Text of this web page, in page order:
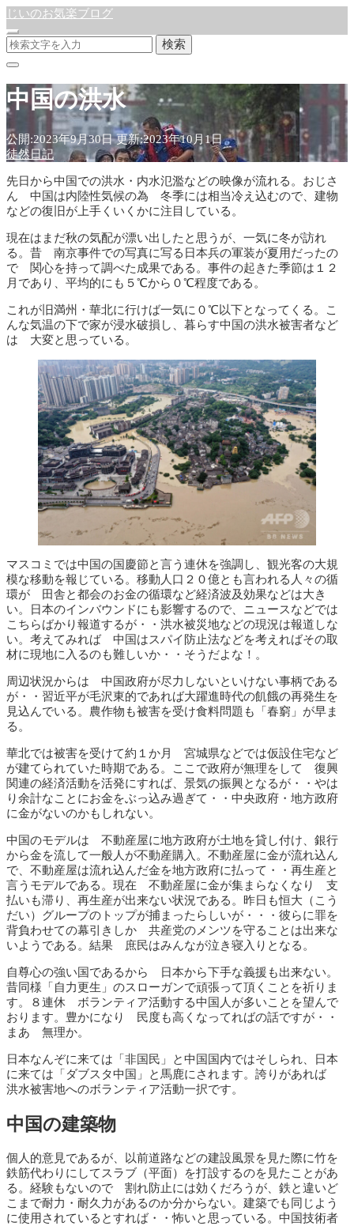
じいのお気楽ブログ
検索
中国の洪水
公開:2023年9月30日 更新:2023年10月1日
徒然日記
先日から中国での洪水・内水氾濫などの映像が流れる。おじさ
ん 中国は内陸性気候の為 冬季には相当冷え込むので、建物
などの復旧が上手くいくかに注目している。
現在はまだ秋の気配が漂い出したと思うが、一気に冬が訪れ
る。昔 南京事件での写真に写る日本兵の軍装が夏用だったの
で 関心を持って調べた成果である。事件の起きた季節は１２
月であり、平均的にも５℃から０℃程度である。
これが旧満州・華北に行けば一気に０℃以下となってくる。こ
んな気温の下で家が浸水破損し、暮らす中国の洪水被害者など
は 大変と思っている。
マスコミでは中国の国慶節と言う連休を強調し、観光客の大規
模な移動を報じている。移動人口２０億とも言われる人々の循
環が 田舎と都会のお金の循環など経済波及効果などは大き
い。日本のインバウンドにも影響するので、ニュースなどでは
こちらばかり報道するが・・洪水被災地などの現況は報道しな
い。考えてみれば 中国はスパイ防止法などを考えればその取
材に現地に入るのも難しいか・・そうだよな！。
周辺状況からは 中国政府が尽力しないといけない事柄である
が・・習近平が毛沢東的であれば大躍進時代の飢餓の再発生を
見込んでいる。農作物も被害を受け食料問題も「春窮」が早ま
る。
華北では被害を受けて約１か月 宮城県などでは仮設住宅など
が建てられていた時期である。ここで政府が無理をして 復興
関連の経済活動を活発にすれば、景気の振興となるが・・やは
り余計なことにお金をぶっ込み過ぎて・・中央政府・地方政府
に金がないのかもしれない。
中国のモデルは 不動産屋に地方政府が土地を貸し付け、銀行
から金を流して一般人が不動産購入。不動産屋に金が流れ込ん
で、不動産屋は流れ込んだ金を地方政府に払って・・再生産と
言うモデルである。現在 不動産屋に金が集まらなくなり 支
払いも滞り、再生産が出来ない状況である。昨日も恒大（こう
だい）グループのトップが捕まったらしいが・・・彼らに罪を
背負わせての幕引きしか 共産党のメンツを守ることは出来な
いようである。結果 庶民はみんなが泣き寝入りとなる。
自尊心の強い国であるから 日本から下手な義援も出来ない。
昔同様「自力更生」のスローガンで頑張って頂くことを祈りま
す。８連休 ボランティア活動する中国人が多いことを望んで
おります。豊かになり 民度も高くなってればの話ですが・・
まあ 無理か。
日本なんぞに来ては「非国民」と中国国内ではそしられ、日本
に来ては「ダブスタ中国」と馬鹿にされます。誇りがあれば
洪水被害地へのボランティア活動一択です。
中国の建築物
個人的意見であるが、以前道路などの建設風景を見た際に竹を
鉄筋代わりにしてスラブ（平面）を打設するのを見たことがあ
る。経験もないので 割れ防止には効くだろうが、鉄と違いど
こまで耐力・耐久力があるのか分からない。建築でも同じよう
に使用されているとすれば・・怖いと思っている。中国技術者